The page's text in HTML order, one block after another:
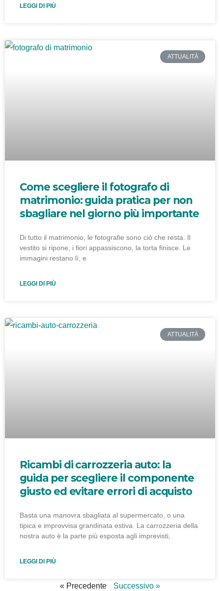
LEGGI DI PIÙ
ATTUALITÀ
Come scegliere il fotografo di
matrimonio: guida pratica per non
sbagliare nel giorno più importante
Di tutto il matrimonio, le fotografie sono ciò che resta. Il
vestito si ripone, i fiori appassiscono, la torta finisce. Le
immagini restano lì, e
LEGGI DI PIÙ
ATTUALITÀ
Ricambi di carrozzeria auto: la
guida per scegliere il componente
giusto ed evitare errori di acquisto
Basta una manovra sbagliata al supermercato, o una
tipica e improvvisa grandinata estiva. La carrozzeria della
nostra auto è la parte più esposta agli imprevisti,
LEGGI DI PIÙ
« Precedente Successivo »